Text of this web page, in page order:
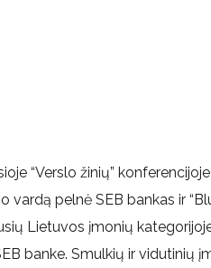
“Verslo žinių”
vardą pelnė SEB bankas ir
Lietuvos įmonių
banke. Smulkių ir vidutinių